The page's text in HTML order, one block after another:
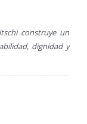
construye un
dignidad y